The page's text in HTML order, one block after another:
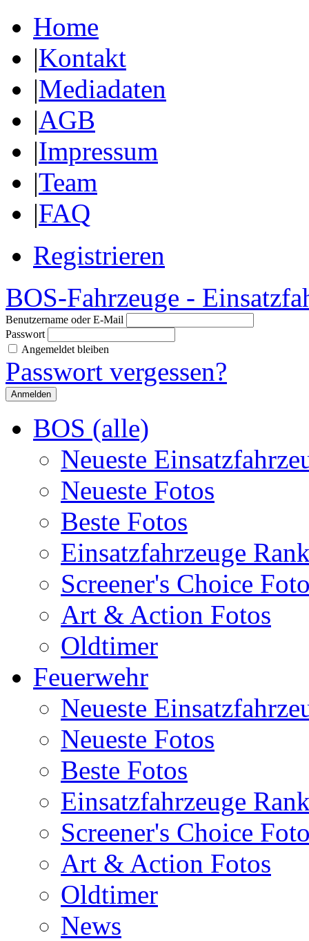
Home
|Kontakt
|Mediadaten
|AGB
|Impressum
|Team
|FAQ
Registrieren
BOS-Fahrzeuge -
Benutzername oder E-Mail
Passwort
Angemeldet bleiben
Passwort vergessen?
BOS (alle)
Neueste
Neueste Fotos
Beste Fotos
Einsatzfahrzeuge
Screener's Choice
Art & Action Fotos
Oldtimer
Feuerwehr
Neueste
Neueste Fotos
Beste Fotos
Einsatzfahrzeuge
Screener's Choice
Art & Action Fotos
Oldtimer
News